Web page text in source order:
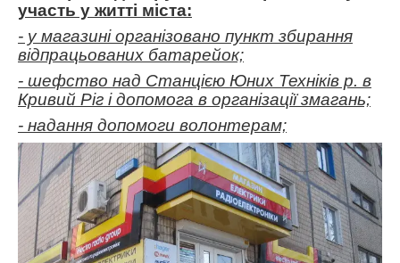
участь у житті міста:
- у магазині організовано пункт збирання
відпрацьованих батарейок;
- шефство над Станцією Юних Техніків р. в
Кривий Ріг і допомога в організації змагань;
- надання допомоги волонтерам;